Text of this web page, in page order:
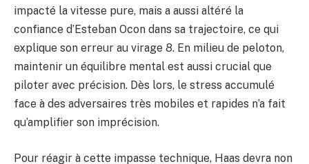
impacté la vitesse pure, mais a aussi altéré la
confiance d’Esteban Ocon dans sa trajectoire, ce qui
explique son erreur au virage 8. En milieu de peloton,
maintenir un équilibre mental est aussi crucial que
piloter avec précision. Dès lors, le stress accumulé
face à des adversaires très mobiles et rapides n’a fait
qu’amplifier son imprécision.
Pour réagir à cette impasse technique, Haas devra non